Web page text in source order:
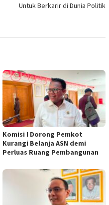
Untuk Berkarir di Dunia Politik
Komisi I Dorong Pemkot
Kurangi Belanja ASN demi
Perluas Ruang Pembangunan